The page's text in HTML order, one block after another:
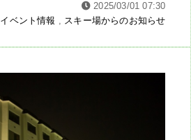
2025/03/01 07:30
イベント情報 , スキー場からのお知らせ